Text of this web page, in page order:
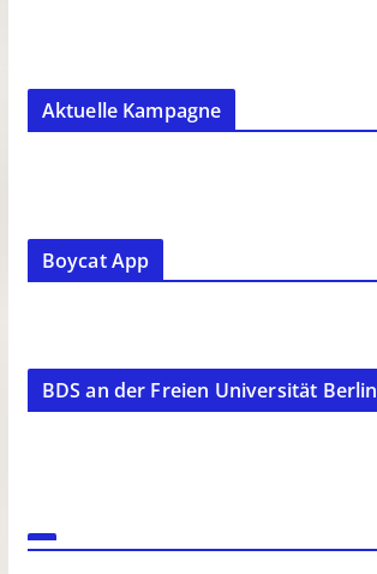
Aktuelle Kampagne
Boycat App
BDS an der Freien Universität Berlin